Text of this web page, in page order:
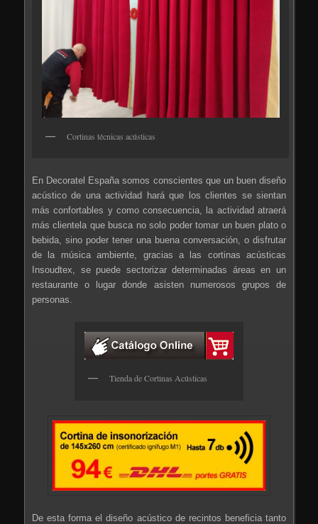
Cortinas técnicas acústicas
En Decoratel España somos conscientes que un buen diseño
acústico de una actividad hará que los clientes se sientan
más confortables y como consecuencia, la actividad atraerá
más clientela que busca no solo poder tomar un buen plato o
bebida, sino poder tener una buena conversación, o disfrutar
de la música ambiente, gracias a las cortinas acústicas
Insoudtex, se puede sectorizar determinadas áreas en un
restaurante o lugar donde asisten numerosos grupos de
personas.
Tienda de Cortinas Acústicas
De esta forma el diseño acústico de recintos beneficia tanto